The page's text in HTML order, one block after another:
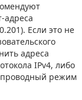
адреса
Если это не
адреса
IPv4, либо
режим